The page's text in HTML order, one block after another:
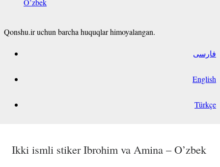
Ikki ismli stiker Mehriniso va Sarviniso –
Ikki ismli stiker Jamoliddin va Zulhumor –
Ikki ismli stiker Baxtiyor va Maftuna –
Ikki ismli stiker Ibrohim va Amina – O’zbek
O’zbek
Qonshu.ir uchun barcha huquqlar himoyalangan.
فارسی
English
Türkçe